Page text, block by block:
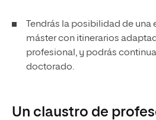
Tendrás la posibilidad de
máster con itinerarios
profesional, y podrás
doctorado.
Un claustro de